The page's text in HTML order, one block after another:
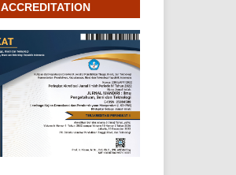
ACCREDITATION